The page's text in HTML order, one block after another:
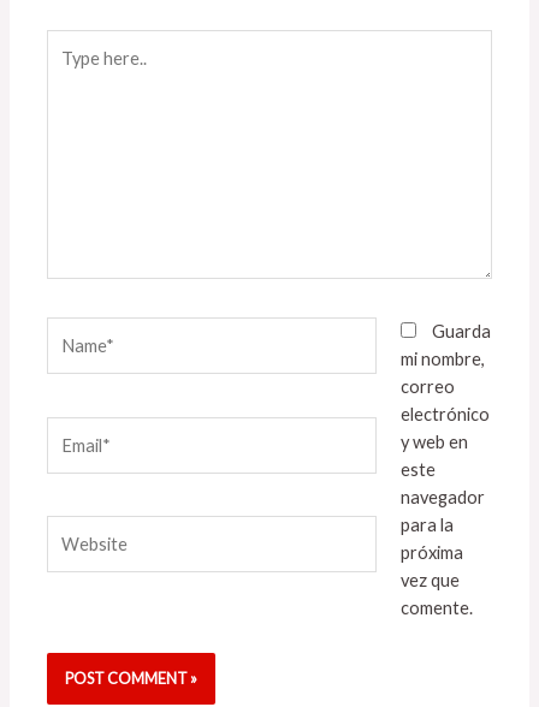
here..
Guarda
mi nombre,
correo
electrónico
y web en
este
navegador
para la
próxima
vez que
comente.